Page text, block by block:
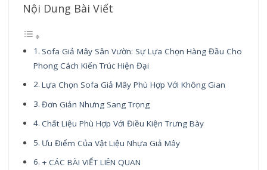
Nội Dung Bài Viết
Sofa Giả Mây Sân Vườn: Sự Lựa Chọn Hàng Đầu Cho
Phong Cách Kiến Trúc Hiện Đại
Lựa Chọn Sofa Giả Mây Phù Hợp Với Không Gian
Đơn Giản Nhưng Sang Trọng
Chất Liệu Phù Hợp Với Điều Kiện Trưng Bày
Ưu Điểm Của Vật Liệu Nhựa Giả Mây
+ CÁC BÀI VIẾT LIÊN QUAN